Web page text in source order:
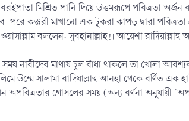
মিশ্রিত পানি দিয়ে উত্তমরূপে পবিত্রতা
পরে কস্তুরী মাখানো এক টুকরা কাপড় দ্বারা
বললেন: সুবহানাল্লাহ!। আয়েশা
নারীদের মাথায় চুল বাঁধা থাকলে তা খোলা
উম্মে সালামা রাদিয়াল্লাহু আনহা থেকে বর্ণিত এক
অপবিত্রতার গোসলের সময় (অন্য বর্ণনা অনুযায়ী